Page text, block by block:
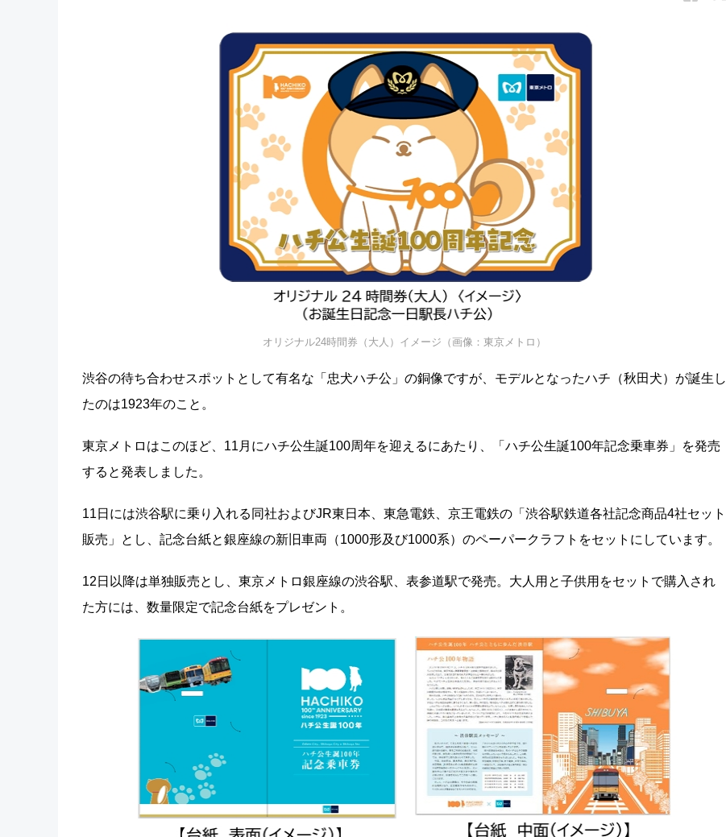
オリジナル24時間券（大人）イメージ（画像：東京メトロ）
渋谷の待ち合わせスポットとして有名な「忠犬ハチ公」の銅像ですが、モデルとなったハチ（秋田犬）が誕生し
たのは1923年のこと。
東京メトロはこのほど、11月にハチ公生誕100周年を迎えるにあたり、「ハチ公生誕100年記念乗車券」を発売
すると発表しました。
11日には渋谷駅に乗り入れる同社およびJR東日本、東急電鉄、京王電鉄の「渋谷駅鉄道各社記念商品4社セット
販売」とし、記念台紙と銀座線の新旧車両（1000形及び1000系）のペーパークラフトをセットにしています。
12日以降は単独販売とし、東京メトロ銀座線の渋谷駅、表参道駅で発売。大人用と子供用をセットで購入され
た方には、数量限定で記念台紙をプレゼント。